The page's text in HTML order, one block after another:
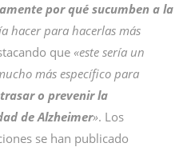
por qué sucumben a la
hacer para hacerlas más
que «este sería un
más específico para
o prevenir la
de Alzheimer». Los
se han publicado